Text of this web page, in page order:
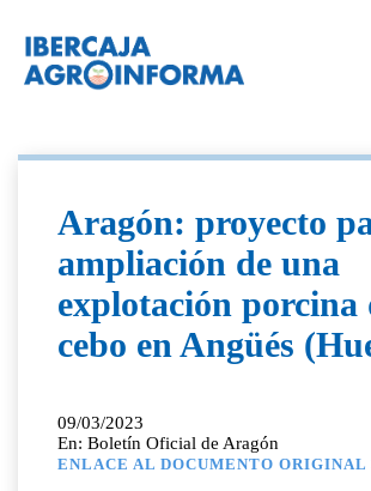
Aragón: proyecto
ampliación de una
explotación porcina
cebo en Angüés
09/03/2023
En: Boletín Oficial de Aragón
ENLACE AL DOCUMENTO ORIGINAL